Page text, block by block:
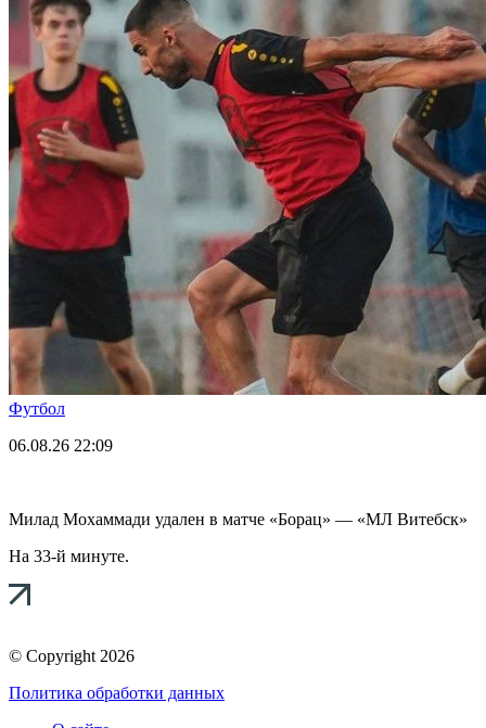
Футбол
06.08.26 22:09
Милад Мохаммади удален в матче «Борац» — «МЛ Витебск»
На 33-й минуте.
© Copyright 2026
Политика обработки данных